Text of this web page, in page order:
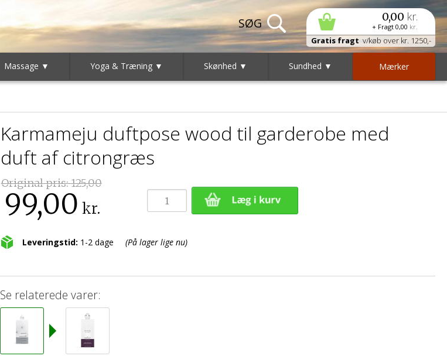
0,00 kr.
+ Fragt 0,00 kr.
Gratis fragt v/køb over kr. 1250,-
Massage ▼ Yoga & Træning ▼ Skønhed ▼ Sundhed ▼ Mærker
Karmameju duftpose wood til garderobe med
duft af citrongræs
Original pris:125,00
99,00 kr.
Leveringstid: 1-2 dage (På lager lige nu)
Se relaterede varer: